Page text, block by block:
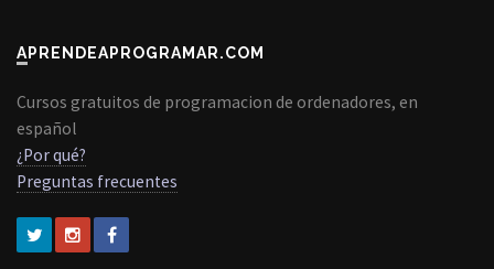
APRENDEAPROGRAMAR.COM
Cursos gratuitos de programacion de ordenadores, en
español
¿Por qué?
Preguntas frecuentes